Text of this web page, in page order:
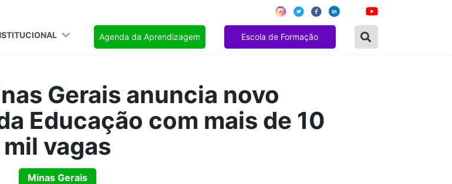
Agenda da Aprendizagem Escola de Formação
Gerais anuncia novo
Educação com mais de 10
mil vagas
Minas Gerais